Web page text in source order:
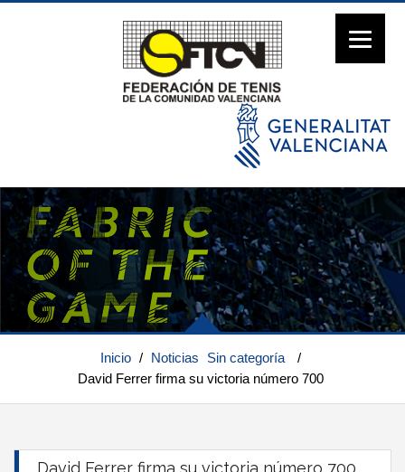
Inicio / Noticias Sin categoría
/
David Ferrer firma su victoria número 700
David Ferrer firma su victoria número 700